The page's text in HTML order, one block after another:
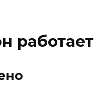
работает